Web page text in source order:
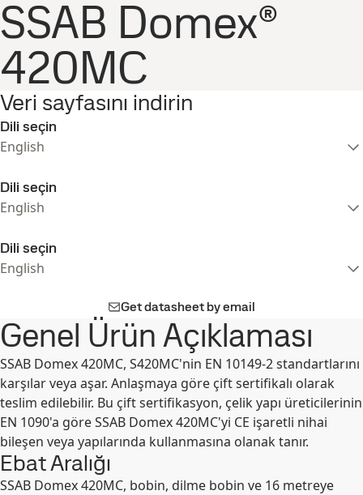
SSAB Domex®
420MC
Veri sayfasını indirin
Dili seçin
English
Dili seçin
English
Dili seçin
English
Get datasheet by email
Genel Ürün Açıklaması
SSAB Domex 420MC, S420MC'nin EN 10149-2 standartlarını
karşılar veya aşar. Anlaşmaya göre çift sertifikalı olarak
teslim edilebilir. Bu çift sertifikasyon, çelik yapı üreticilerinin
EN 1090'a göre SSAB Domex 420MC'yi CE işaretli nihai
bileşen veya yapılarında kullanmasına olanak tanır.
Ebat Aralığı
SSAB Domex 420MC, bobin, dilme bobin ve 16 metreye